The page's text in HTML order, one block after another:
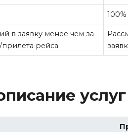
100%
в заявку менее чем за
рейса
услуг